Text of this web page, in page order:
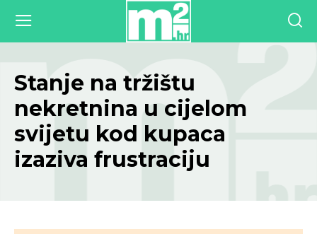
Stanje na tržištu
nekretnina u cijelom
svijetu kod kupaca
izaziva frustraciju